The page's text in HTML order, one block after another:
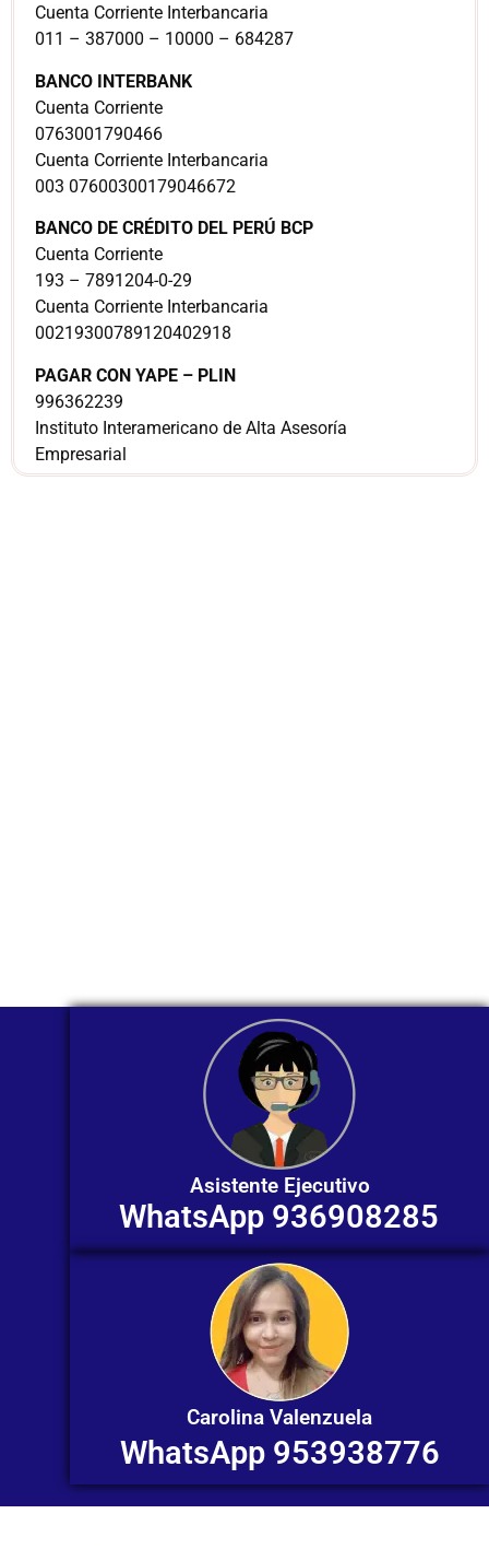
Cuenta Corriente Interbancaria
011 – 387000 – 10000 – 684287
BANCO INTERBANK
Cuenta Corriente
0763001790466
Cuenta Corriente Interbancaria
003 07600300179046672
BANCO DE CRÉDITO DEL PERÚ BCP
Cuenta Corriente
193 – 7891204-0-29
Cuenta Corriente Interbancaria
00219300789120402918
PAGAR CON YAPE – PLIN
996362239
Instituto Interamericano de Alta Asesoría
Empresarial
Asistente Ejecutivo
WhatsApp 936908285
Carolina Valenzuela
WhatsApp 953938776